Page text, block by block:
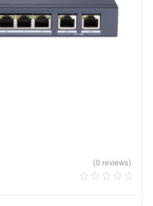
(0 reviews)